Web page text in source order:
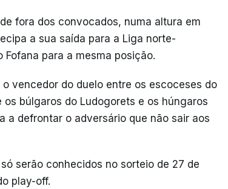
fora dos convocados, numa altura em
a sua saída para a Liga norte-
para a mesma posição.
vencedor do duelo entre os escoceses do
búlgaros do Ludogorets e os húngaros
a defrontar o adversário que não sair aos
serão conhecidos no sorteio de 27 de
play-off.